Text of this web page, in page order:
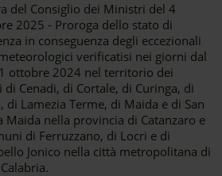
del Consiglio dei Ministri del 4
2025 - Proroga dello stato di
in conseguenza degli eccezionali
verificatisi nei giorni dal
ottobre 2024 nel territorio dei
di Cenadi, di Cortale, di Curinga, di
di Lamezia Terme, di Maida e di San
Maida nella provincia di Catanzaro e
di Ferruzzano, di Locri e di
Jonico nella città metropolitana di